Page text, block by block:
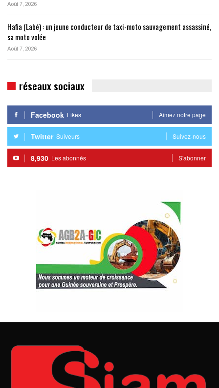
Août 7, 2026
Hafia (Labé) : un jeune conducteur de taxi-moto sauvagement assassiné,
sa moto volée
Août 7, 2026
réseaux sociaux
Facebook Likes Aimez notre page
Twitter Suiveurs Suivez-nous
8,930 Les abonnés S'abonner